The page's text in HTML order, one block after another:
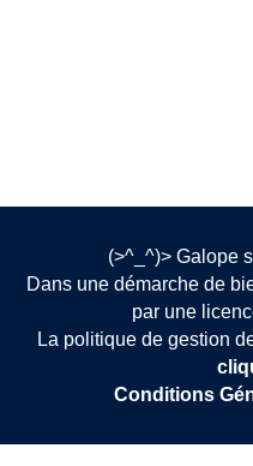
(>^_^)> Galope
Dans une démarche de
par une
La politique de gestion
Conditions